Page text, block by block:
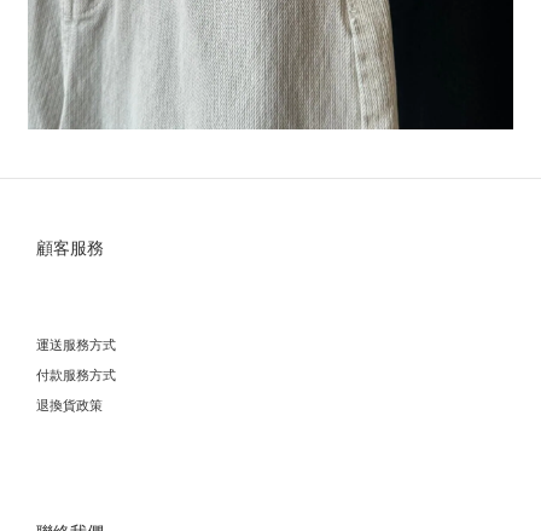
顧客服務
運送服務方式
付款服務方式
退換貨政策